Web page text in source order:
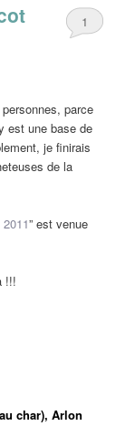
1
parce
est une base de
je finirais
de la
2011” est venue
!!!
char), Arlon